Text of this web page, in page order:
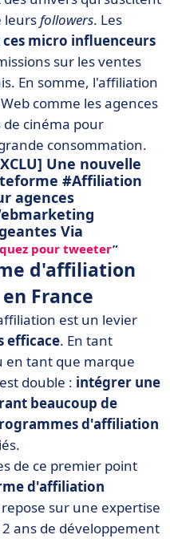
leursfollowers. Les
micro influenceurs
sur les ventes
En somme, l'affiliation
comme les agences
de cinéma pour
consommation.
Une nouvelle
#Affiliation
agences
Via
pour tweeter
d'affiliation
France
est un levier
efficace. En tant
en tant que marque
double : intégrer une
beaucoup de
d'affiliation
de ce premier point
d'affiliation
sur une expertise
ans de développement